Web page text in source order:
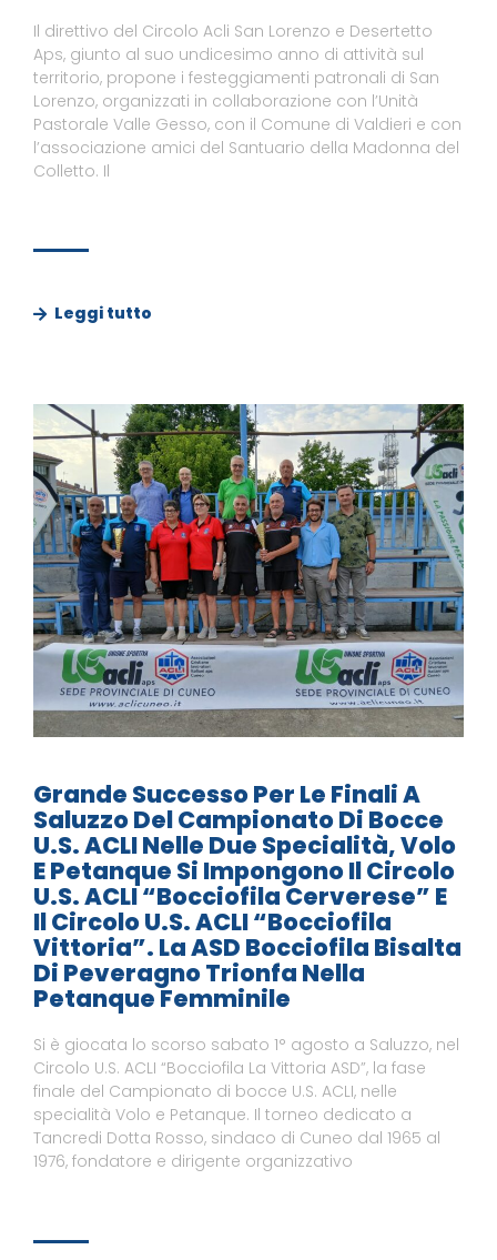
Il direttivo del Circolo Acli San Lorenzo e Desertetto
Aps, giunto al suo undicesimo anno di attività sul
territorio, propone i festeggiamenti patronali di San
Lorenzo, organizzati in collaborazione con l’Unità
Pastorale Valle Gesso, con il Comune di Valdieri e con
l’associazione amici del Santuario della Madonna del
Colletto. Il
Leggi tutto
Grande Successo Per Le Finali A
Saluzzo Del Campionato Di Bocce
U.S. ACLI Nelle Due Specialità, Volo
E Petanque Si Impongono Il Circolo
U.S. ACLI “Bocciofila Cerverese” E
Il Circolo U.S. ACLI “Bocciofila
Vittoria”. La ASD Bocciofila Bisalta
Di Peveragno Trionfa Nella
Petanque Femminile
Si è giocata lo scorso sabato 1° agosto a Saluzzo, nel
Circolo U.S. ACLI “Bocciofila La Vittoria ASD”, la fase
finale del Campionato di bocce U.S. ACLI, nelle
specialità Volo e Petanque. Il torneo dedicato a
Tancredi Dotta Rosso, sindaco di Cuneo dal 1965 al
1976, fondatore e dirigente organizzativo